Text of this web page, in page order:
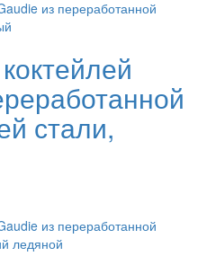
стали,